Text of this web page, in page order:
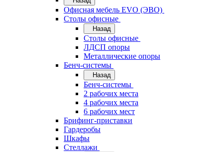
Офисная мебель EVO (ЭВО)
Cтолы офисные
Назад
Cтолы офисные
ЛДСП опоры
Металлические опоры
Бенч-системы
Назад
Бенч-системы
2 рабочих места
4 рабочих места
6 рабочих мест
Брифинг-приставки
Гардеробы
Шкафы
Стеллажи